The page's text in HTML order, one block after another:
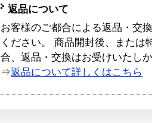
返品について
お客様のご都合による返品・交
ください。 商品開封後、または
合、返品・交換はお受けいたし
⇒返品について詳しくはこちら